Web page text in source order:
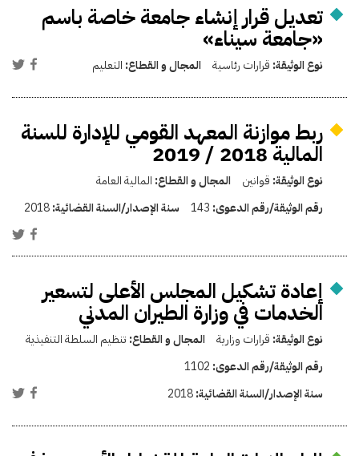
تعديل قرار إنشاء جامعة خاصة باسم
«جامعة سيناء»
نوع الوثيقة: قرارات رئاسية المجال و القطاع: التعليم
ربط موازنة المعهد القومي للإدارة للسنة
المالية 2018 / 2019
نوع الوثيقة: قوانين المجال و القطاع: المالية العامة
رقم الوثيقة/رقم الدعوى: 143 سنة الإصدار/السنة القضائية:2018
إعادة تشكيل المجلس الأعلى لتسعير
الخدمات في وزارة الطيران المدني
نوع الوثيقة: قرارات وزارية المجال و القطاع: تنظيم السلطة التنفيذية
رقم الوثيقة/رقم الدعوى: 1102
سنة الإصدار/السنة القضائية:2018